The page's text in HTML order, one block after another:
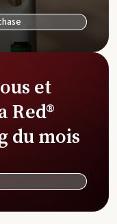
et
Red®
du mois